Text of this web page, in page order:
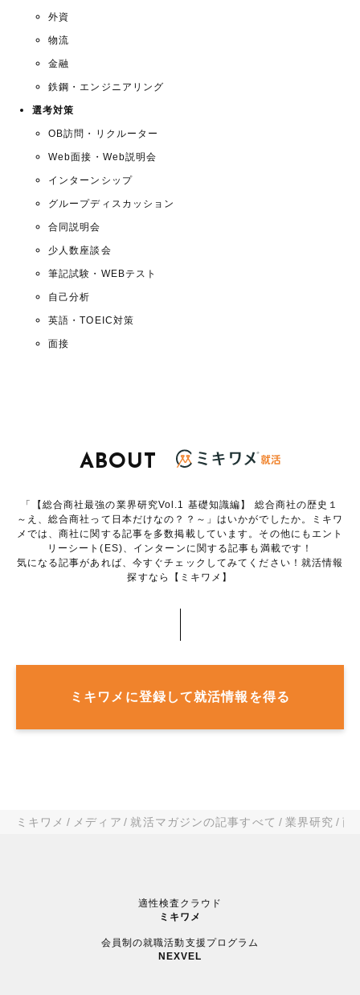
外資
物流
金融
鉄鋼・エンジニアリング
選考対策
OB訪問・リクルーター
Web面接・Web説明会
インターンシップ
グループディスカッション
合同説明会
少人数座談会
筆記試験・WEBテスト
自己分析
英語・TOEIC対策
面接
ABOUT
「【総合商社最強の業界研究Vol.1 基礎知識編】 総合商社の歴史１
～え、総合商社って日本だけなの？？～」はいかがでしたか。ミキワ
メでは、商社に関する記事を多数掲載しています。その他にもエント
リーシート(ES)、インターンに関する記事も満載です！
気になる記事があれば、今すぐチェックしてみてください！就活情報
探すなら【ミキワメ】
ミキワメに登録して就活情報を得る
ミキワメ メディア 就活マガジンの記事すべて 業界研究 商
適性検査クラウド
ミキワメ
会員制の就職活動支援プログラム
NEXVEL